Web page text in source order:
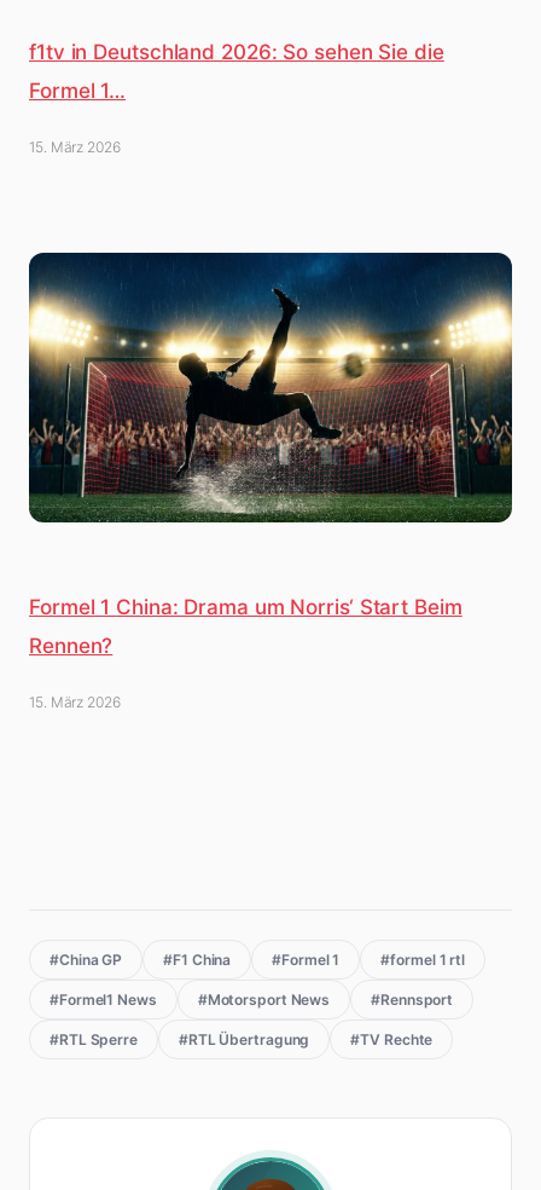
f1tv in Deutschland 2026: So sehen Sie die
Formel 1…
15. März 2026
Formel 1 China: Drama um Norris‘ Start Beim
Rennen?
15. März 2026
#China GP #F1 China #Formel 1 #formel 1 rtl
#Formel1 News #Motorsport News #Rennsport
#RTL Sperre #RTL Übertragung #TV Rechte